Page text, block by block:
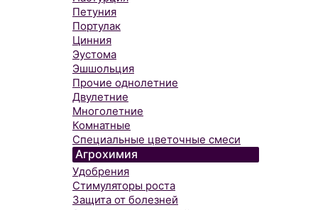
Петуния
Портулак
Цинния
Эустома
Эшшольция
Прочие однолетние
Двулетние
Многолетние
Комнатные
Специальные цветочные смеси
Агрохимия
Удобрения
Стимуляторы роста
Защита от болезней